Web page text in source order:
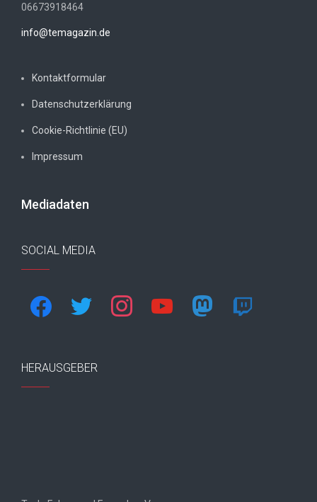
06673918464
info@temagazin.de
Kontaktformular
Datenschutzerklärung
Cookie-Richtlinie (EU)
Impressum
Mediadaten
SOCIAL MEDIA
facebook twitter instagram youtube mastodon twitch
HERAUSGEBER